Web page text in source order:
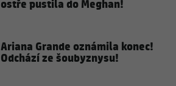
ostře pustila do Meghan!
Ariana Grande oznámila konec!
Odchází ze šoubyznysu!